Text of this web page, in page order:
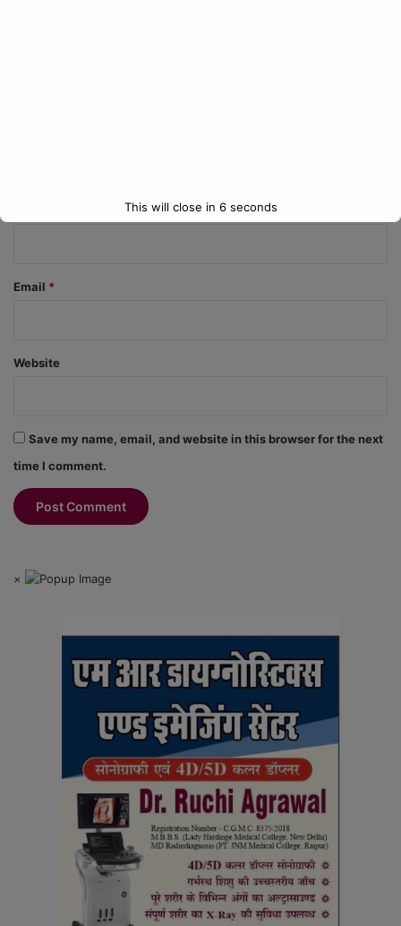
Email *
Website
Save my name, email, and website in this browser for the next
time I comment.
×
This will close in 6seconds